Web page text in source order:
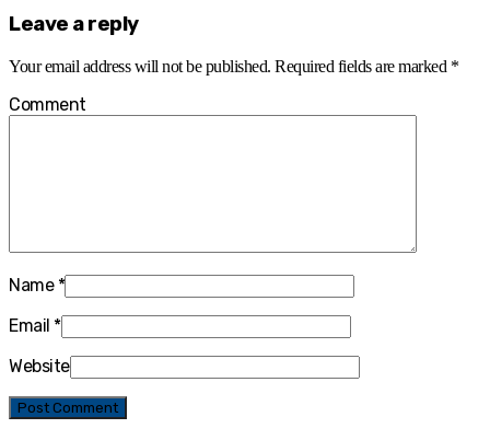
Leave a reply
Your email address will not be published. Required fields are marked *
Comment
Name *
Email *
Website